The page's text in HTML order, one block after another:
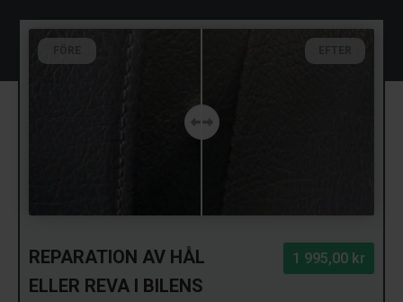
REPARATION AV HÅL
ELLER REVA I BILENS
1 995,00 kr